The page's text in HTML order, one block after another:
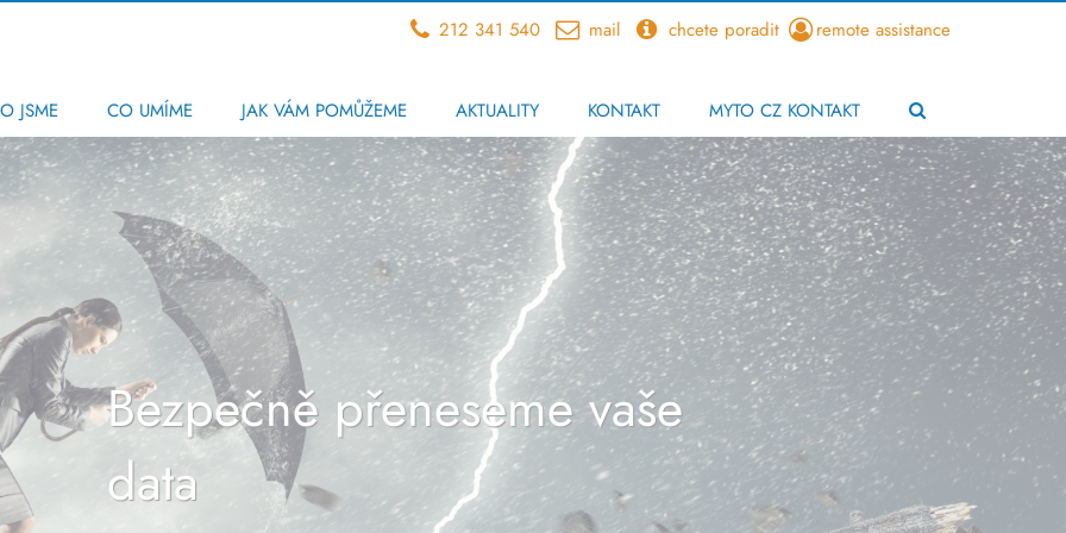
JSME CO UMÍME JAK VÁM POMŮŽEME AKTUALITY KONTAKT MYTO CZ KONTAKT
212 341 540 mail chcete poradit remote assistance
Bezpečně přeneseme vaše
data